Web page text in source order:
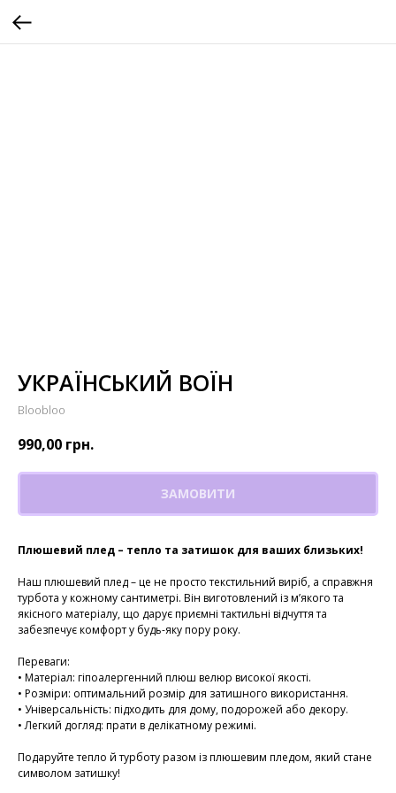
УКРАЇНСЬКИЙ ВОЇН
Bloobloo
990,00 грн.
ЗАМОВИТИ
Плюшевий плед – тепло та затишок для ваших близьких!
Наш плюшевий плед – це не просто текстильний виріб, а справжня
турбота у кожному сантиметрі. Він виготовлений із м’якого та
якісного матеріалу, що дарує приємні тактильні відчуття та
забезпечує комфорт у будь-яку пору року.
Переваги:
• Матеріал: гіпоалергенний плюш велюр високої якості.
• Розміри: оптимальний розмір для затишного використання.
• Універсальність: підходить для дому, подорожей або декору.
• Легкий догляд: прати в делікатному режимі.
Подаруйте тепло й турботу разом із плюшевим пледом, який стане
символом затишку!